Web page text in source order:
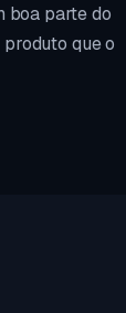
boa parte do
que o